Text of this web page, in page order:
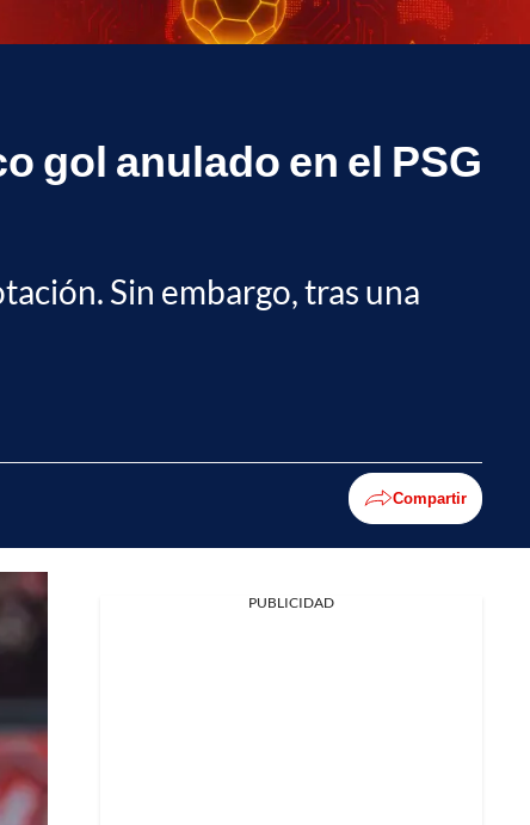
gol anulado en el PSG
Sin embargo, tras una
Compartir
PUBLICIDAD